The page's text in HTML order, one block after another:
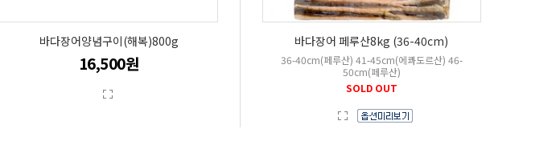
바다장어양념구이(해복)800g
16,500원
바다장어 페루산8kg (36-40cm)
36-40cm(페루산) 41-45cm(에콰도르산) 46-
50cm(페루산)
SOLD OUT